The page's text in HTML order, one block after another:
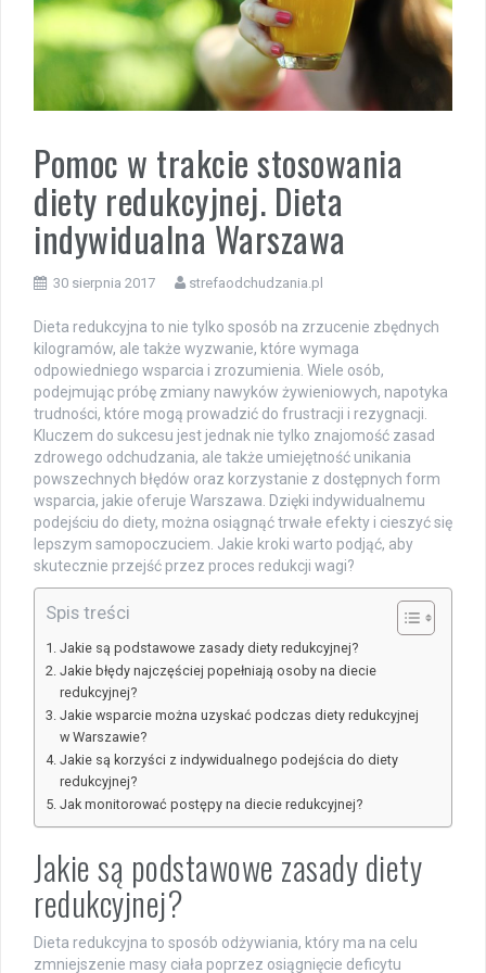
Pomoc w trakcie stosowania
diety redukcyjnej. Dieta
indywidualna Warszawa
30 sierpnia 2017 strefaodchudzania.pl
Dieta redukcyjna to nie tylko sposób na zrzucenie zbędnych
kilogramów, ale także wyzwanie, które wymaga
odpowiedniego wsparcia i zrozumienia. Wiele osób,
podejmując próbę zmiany nawyków żywieniowych, napotyka
trudności, które mogą prowadzić do frustracji i rezygnacji.
Kluczem do sukcesu jest jednak nie tylko znajomość zasad
zdrowego odchudzania, ale także umiejętność unikania
powszechnych błędów oraz korzystanie z dostępnych form
wsparcia, jakie oferuje Warszawa. Dzięki indywidualnemu
podejściu do diety, można osiągnąć trwałe efekty i cieszyć się
lepszym samopoczuciem. Jakie kroki warto podjąć, aby
skutecznie przejść przez proces redukcji wagi?
Spis treści
Jakie są podstawowe zasady diety redukcyjnej?
Jakie błędy najczęściej popełniają osoby na diecie
redukcyjnej?
Jakie wsparcie można uzyskać podczas diety redukcyjnej
w Warszawie?
Jakie są korzyści z indywidualnego podejścia do diety
redukcyjnej?
Jak monitorować postępy na diecie redukcyjnej?
Jakie są podstawowe zasady diety
redukcyjnej?
Dieta redukcyjna to sposób odżywiania, który ma na celu
zmniejszenie masy ciała poprzez osiągnięcie deficytu